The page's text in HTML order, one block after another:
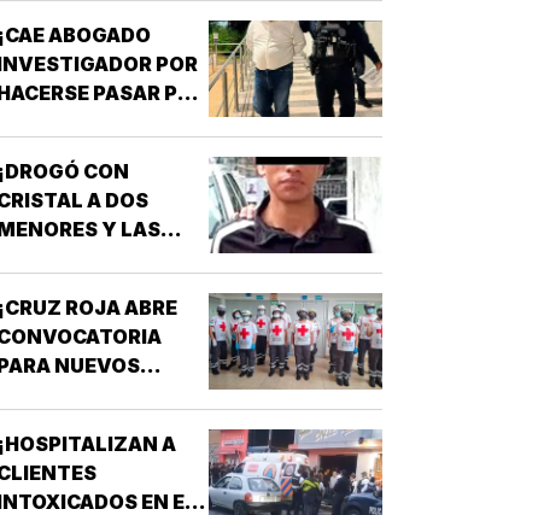
¡CAE ABOGADO
POR
PASAR POR
¡DROGÓ CON
A DOS
Y LAS
¡CRUZ ROJA ABRE
NUEVOS
URGENCIAS
¡HOSPITALIZAN A
EN EL